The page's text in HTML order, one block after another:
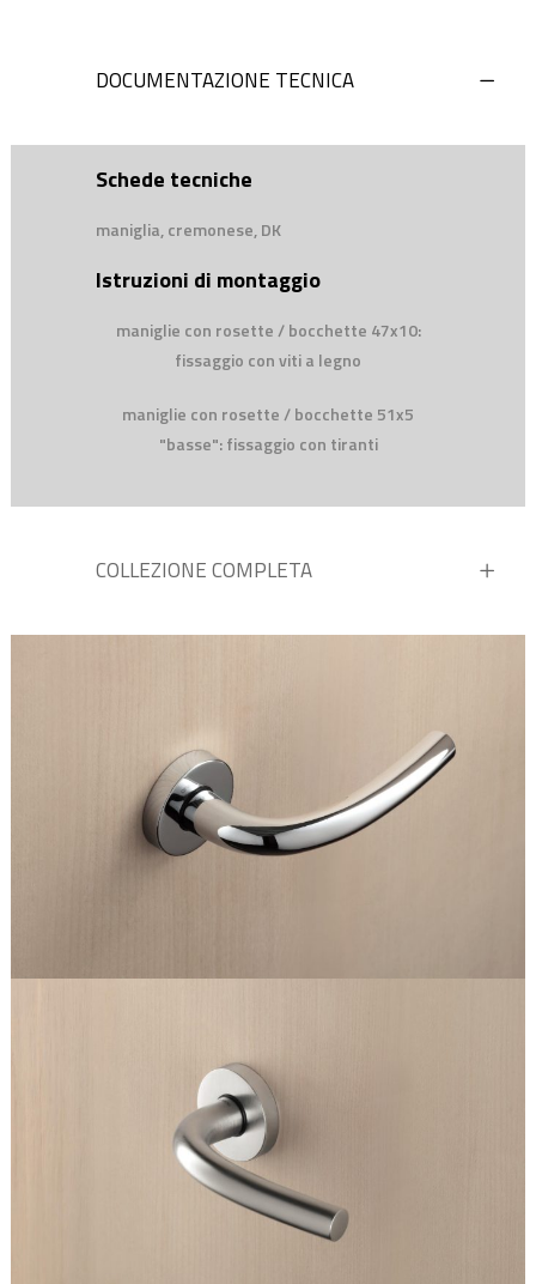
DOCUMENTAZIONE TECNICA
Schede tecniche
maniglia, cremonese, DK
Istruzioni di montaggio
maniglie con rosette / bocchette 47x10:
fissaggio con viti a legno
maniglie con rosette / bocchette 51x5
"basse": fissaggio con tiranti
COLLEZIONE COMPLETA